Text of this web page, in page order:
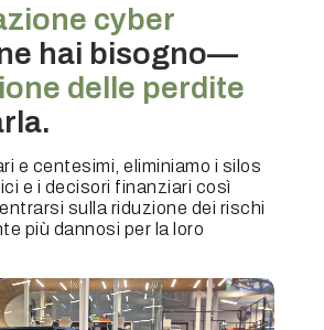
cyber
hai bisogno—
delle perdite
e centesimi, eliminiamo i silos
e i decisori finanziari così
sulla riduzione dei rischi
più dannosi per la loro